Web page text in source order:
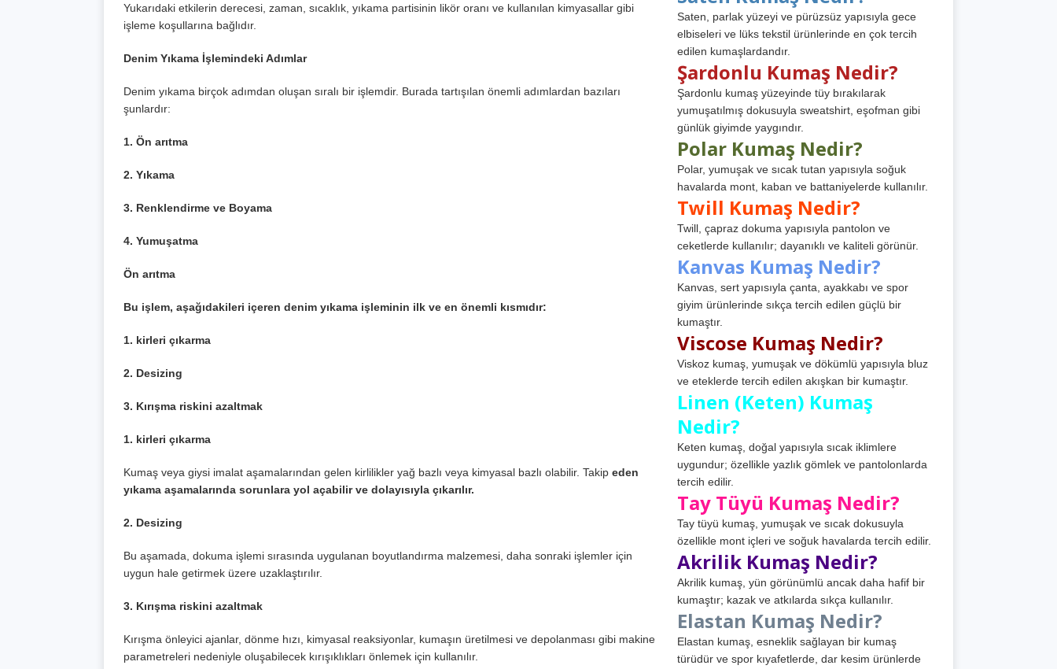
Yukarıdaki etkilerin derecesi, zaman, sıcaklık, yıkama partisinin likör oranı ve kullanılan kimyasallar gibi
işleme koşullarına bağlıdır.
Denim Yıkama İşlemindeki Adımlar
Denim yıkama birçok adımdan oluşan sıralı bir işlemdir. Burada tartışılan önemli adımlardan bazıları
şunlardır:
1. Ön arıtma
2. Yıkama
3. Renklendirme ve Boyama
4. Yumuşatma
Ön arıtma
Bu işlem, aşağıdakileri içeren denim yıkama işleminin ilk ve en önemli kısmıdır:
1. kirleri çıkarma
2. Desizing
3. Kırışma riskini azaltmak
1. kirleri çıkarma
Kumaş veya giysi imalat aşamalarından gelen kirlilikler yağ bazlı veya kimyasal bazlı olabilir. Takip eden
yıkama aşamalarında sorunlara yol açabilir ve dolayısıyla çıkarılır.
2. Desizing
Bu aşamada, dokuma işlemi sırasında uygulanan boyutlandırma malzemesi, daha sonraki işlemler için
uygun hale getirmek üzere uzaklaştırılır.
3. Kırışma riskini azaltmak
Kırışma önleyici ajanlar, dönme hızı, kimyasal reaksiyonlar, kumaşın üretilmesi ve depolanması gibi makine
parametreleri nedeniyle oluşabilecek kırışıklıkları önlemek için kullanılır.
Saten, parlak yüzeyi ve pürüzsüz yapısıyla gece
elbiseleri ve lüks tekstil ürünlerinde en çok tercih
edilen kumaşlardandır.
Şardonlu Kumaş Nedir?
Şardonlu kumaş yüzeyinde tüy bırakılarak
yumuşatılmış dokusuyla sweatshirt, eşofman gibi
günlük giyimde yaygındır.
Polar Kumaş Nedir?
Polar, yumuşak ve sıcak tutan yapısıyla soğuk
havalarda mont, kaban ve battaniyelerde kullanılır.
Twill Kumaş Nedir?
Twill, çapraz dokuma yapısıyla pantolon ve
ceketlerde kullanılır; dayanıklı ve kaliteli görünür.
Kanvas Kumaş Nedir?
Kanvas, sert yapısıyla çanta, ayakkabı ve spor
giyim ürünlerinde sıkça tercih edilen güçlü bir
kumaştır.
Viscose Kumaş Nedir?
Viskoz kumaş, yumuşak ve dökümlü yapısıyla bluz
ve eteklerde tercih edilen akışkan bir kumaştır.
Linen (Keten) Kumaş
Nedir?
Keten kumaş, doğal yapısıyla sıcak iklimlere
uygundur; özellikle yazlık gömlek ve pantolonlarda
tercih edilir.
Tay Tüyü Kumaş Nedir?
Tay tüyü kumaş, yumuşak ve sıcak dokusuyla
özellikle mont içleri ve soğuk havalarda tercih edilir.
Akrilik Kumaş Nedir?
Akrilik kumaş, yün görünümlü ancak daha hafif bir
kumaştır; kazak ve atkılarda sıkça kullanılır.
Elastan Kumaş Nedir?
Elastan kumaş, esneklik sağlayan bir kumaş
türüdür ve spor kıyafetlerde, dar kesim ürünlerde